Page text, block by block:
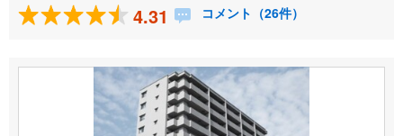
4.31 コメント（26件）